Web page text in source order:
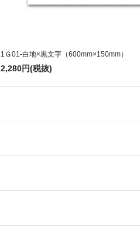
1Ｇ01-白地×黒文字（600mm×150mm）
2,280円(税抜)